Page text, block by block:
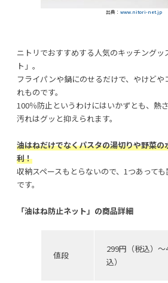
出典： www.nitori-net.jp
ニトリでおすすめする人気のキッチングッ
ト」。
フライパンや鍋にのせるだけで、やけど
れものです。
100％防止というわけにはいかずとも、熱
汚れはグッと抑えられます。
油はねだけでなくパスタの湯切りや野菜
利！
収納スペースもとらないので、1つあって
です。
「油はね防止ネット」の商品詳細
値段
299円（税込）
込）